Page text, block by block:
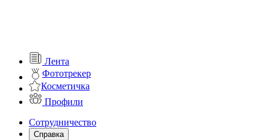
Лента
Фототрекер
Косметичка
Профили
Сотрудничество
Справка